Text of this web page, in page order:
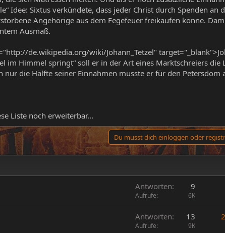
Idee: Sixtus verkündete, dass jeder Christ durch Spenden an
Angehörige aus dem Fegefeuer freikaufen könne.
Ausmaß.
de.wikipedia.org/wiki/Johann_Tetzel"
im Himmel springt“ soll er in der Art eines Marktschreiers die
die Hälfte seiner Einnahmen musste er für den Petersdom
Liste noch erweiterbar...
Du musst dich einloggen oder
Antworten 9
Aufrufe 6K
Antworten 13
Aufrufe 9K